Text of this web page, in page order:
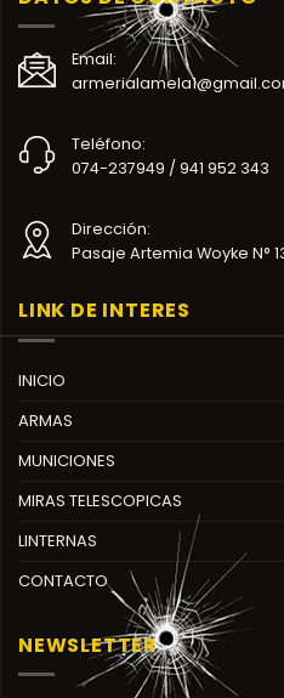
Email:
Teléfono:
074-237949 / 941 952 343
Dirección:
Pasaje Artemia Woyke N°
LINK DE INTERES
INICIO
ARMAS
MUNICIONES
MIRAS TELESCOPICAS
LINTERNAS
CONTACTO
NEWSLETTER